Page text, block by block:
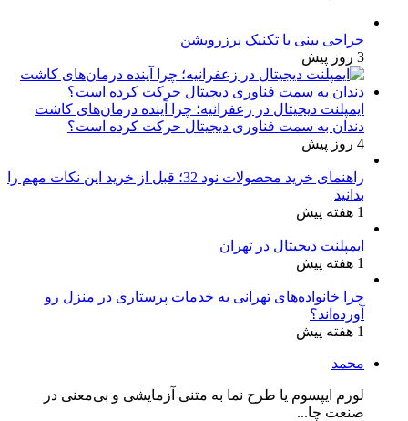
جراحی بینی با تکنیک پرزرویشن
3 روز پیش
ایمپلنت دیجیتال در زعفرانیه؛ چرا آینده درمان‌های کاشت
دندان به سمت فناوری دیجیتال حرکت کرده است؟
4 روز پیش
راهنمای خرید محصولات نود 32؛ قبل از خرید این نکات مهم را
بدانید
1 هفته پیش
ایمپلنت دیجیتال در تهران
1 هفته پیش
چرا خانواده‌های تهرانی به خدمات پرستاری در منزل رو
آورده‌اند؟
1 هفته پیش
محمد
لورم ایپسوم یا طرح‌ نما به متنی آزمایشی و بی‌معنی در
صنعت چا...